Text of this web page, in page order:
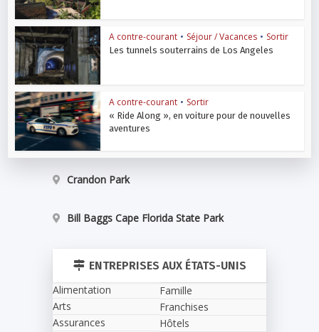
A contre-courant • Séjour / Vacances • Sortir
Les tunnels souterrains de Los Angeles
A contre-courant • Sortir
« Ride Along », en voiture pour de nouvelles
aventures
Crandon Park
Bill Baggs Cape Florida State Park
ENTREPRISES AUX ÉTATS-UNIS
Alimentation
Arts
Assurances
Famille
Franchises
Hôtels